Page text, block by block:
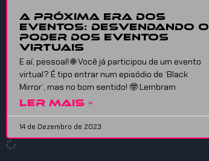
A Próxima Era dos
Eventos: Desvendando o
Poder dos Eventos
Virtuais
E aí, pessoal! 🌐 Você já participou de um evento
virtual? É tipo entrar num episódio de ‘Black
Mirror’, mas no bom sentido! 🤓 Lembram
LER MAIS »
14 de Dezembro de 2023